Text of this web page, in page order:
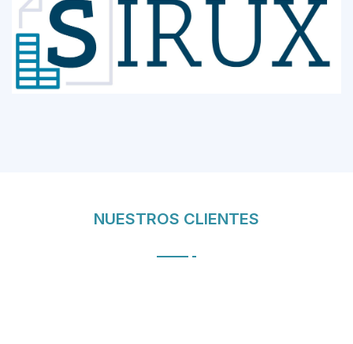
NUESTROS CLIENTES